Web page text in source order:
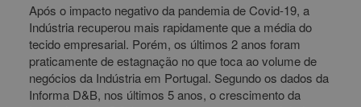
Após o impacto negativo da pandemia de Covid-19, a
Indústria recuperou mais rapidamente que a média do
tecido empresarial. Porém, os últimos 2 anos foram
praticamente de estagnação no que toca ao volume de
negócios da Indústria em Portugal. Segundo os dados da
Informa D&B, nos últimos 5 anos, o crescimento da